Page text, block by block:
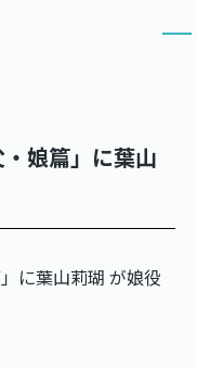
娘篇」に葉山
に葉山莉瑚 が娘役